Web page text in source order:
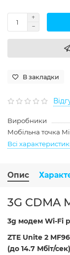
В закладки
Виробники
Мобільна точка
Всі
Опис
3G CDMA
3g модем Wi-Fi
ZTE Unite 2
(до 14.7 Мбіт/сек)